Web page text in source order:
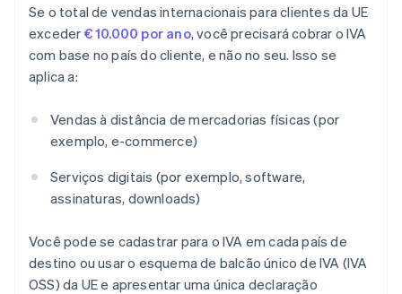
Se o total de vendas internacionais para clientes da UE
exceder € 10.000 por ano, você precisará cobrar o IVA
com base no país do cliente, e não no seu. Isso se
aplica a:
Vendas à distância de mercadorias físicas (por
exemplo, e-commerce)
Serviços digitais (por exemplo, software,
assinaturas, downloads)
Você pode se cadastrar para o IVA em cada país de
destino ou usar o esquema de balcão único de IVA (IVA
OSS) da UE e apresentar uma única declaração